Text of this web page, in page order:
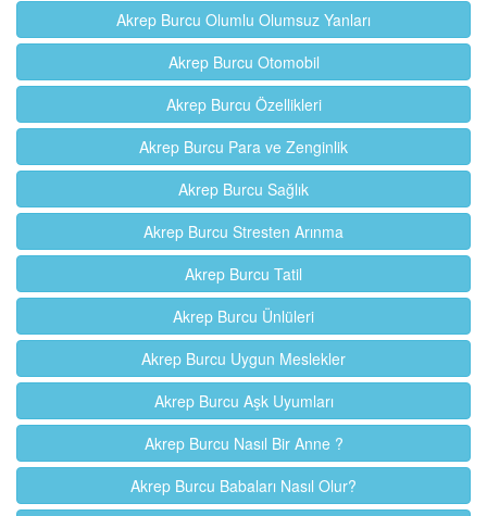
Akrep Burcu Olumlu Olumsuz Yanları
Akrep Burcu Otomobil
Akrep Burcu Özellikleri
Akrep Burcu Para ve Zenginlik
Akrep Burcu Sağlık
Akrep Burcu Stresten Arınma
Akrep Burcu Tatil
Akrep Burcu Ünlüleri
Akrep Burcu Uygun Meslekler
Akrep Burcu Aşk Uyumları
Akrep Burcu Nasıl Bir Anne ?
Akrep Burcu Babaları Nasıl Olur?